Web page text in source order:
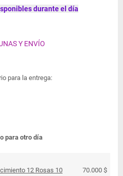
durante el día
Y ENVÍO
para la entrega:
para otro día
12 Rosas 10
70.000 $